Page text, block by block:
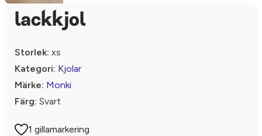
lackkjol
Storlek: xs
Kategori: Kjolar
Märke: Monki
Färg: Svart
1 gillamarkering